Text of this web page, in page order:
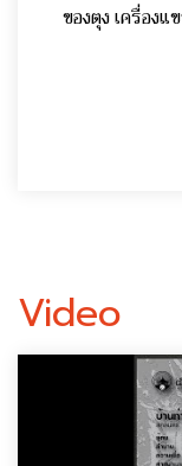
ของตุง เครื่อง
Video